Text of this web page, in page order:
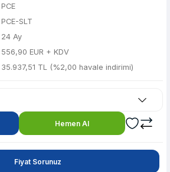
PCE
PCE-SLT
24 Ay
556,90 EUR + KDV
35.937,51 TL (%2,00 havale indirimi)
Hemen Al
Fiyat Sorunuz